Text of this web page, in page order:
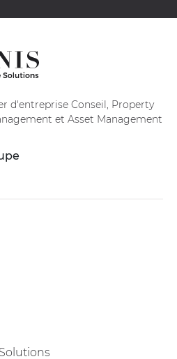
d'entreprise Conseil, Property
et Asset Management